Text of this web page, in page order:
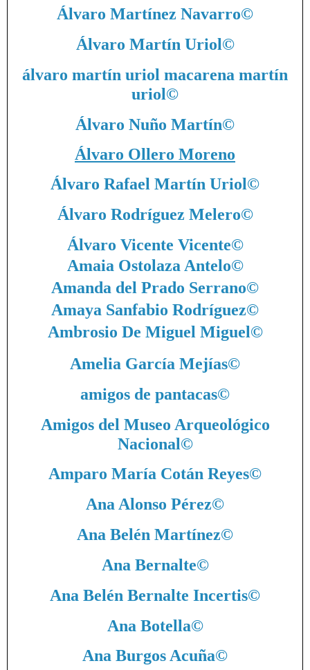
Álvaro Martínez Navarro©
Álvaro Martín Uriol ©
álvaro martín uriol macarena martín
uriol©
Álvaro Nuño Martín©
Álvaro Ollero Moreno
Álvaro Rafael Martín Uriol©
Álvaro Rodríguez Melero©
Álvaro Vicente Vicente©
Amaia Ostolaza Antelo©
Amanda del Prado Serrano©
Amaya Sanfabio Rodríguez©
Ambrosio De Miguel Miguel©
Amelia García Mejías©
amigos de pantacas©
Amigos del Museo Arqueológico
Nacional©
Amparo María Cotán Reyes©
Ana Alonso Pérez©
Ana Belén Martínez©
Ana Bernalte©
Ana Belén Bernalte Incertis©
Ana Botella©
Ana Burgos Acuña©